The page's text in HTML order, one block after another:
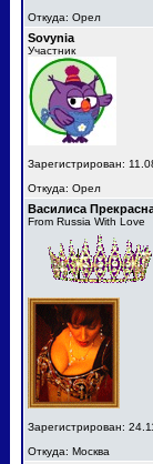
Откуда: Орел
Sovynia
Участник
Зарегистрирован:
Откуда: Орел
Василиса
From Russia With Love
Зарегистрирован:
Откуда: Москва